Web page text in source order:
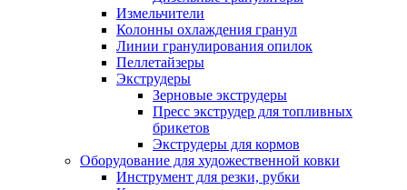
Измельчители
Колонны охлаждения гранул
Линии гранулирования опилок
Пеллетайзеры
Экструдеры
Зерновые экструдеры
Пресс экструдер для топливных
брикетов
Экструдеры для кормов
Оборудование для художественной ковки
Инструмент для резки, рубки